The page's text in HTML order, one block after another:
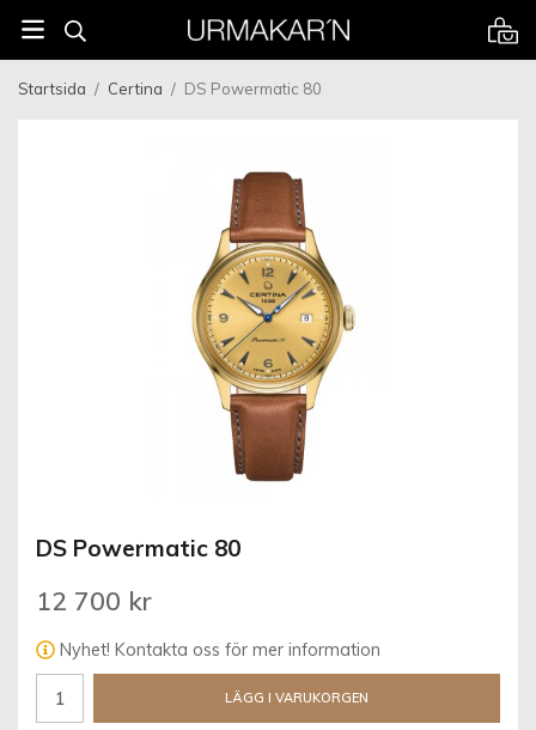
Startsida / Certina / DS Powermatic 80
DS Powermatic 80
12 700 kr
Nyhet! Kontakta oss för mer information
LÄGG I VARUKORGEN